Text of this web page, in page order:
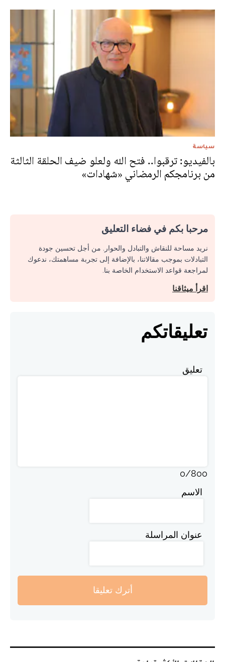
سياسة
بالفيديو: ترقبوا.. فتح الله ولعلو ضيف الحلقة الثالثة
من برنامجكم الرمضاني «شهادات»
مرحبا بكم في فضاء التعليق
نريد مساحة للنقاش والتبادل والحوار. من أجل تحسين جودة
التبادلات بموجب مقالاتنا، بالإضافة إلى تجربة مساهمتك، ندعوك
لمراجعة قواعد الاستخدام الخاصة بنا.
اقرأ ميثاقنا
تعليقاتكم
تعليق
0/800
الاسم
عنوان المراسلة
أترك تعليقا